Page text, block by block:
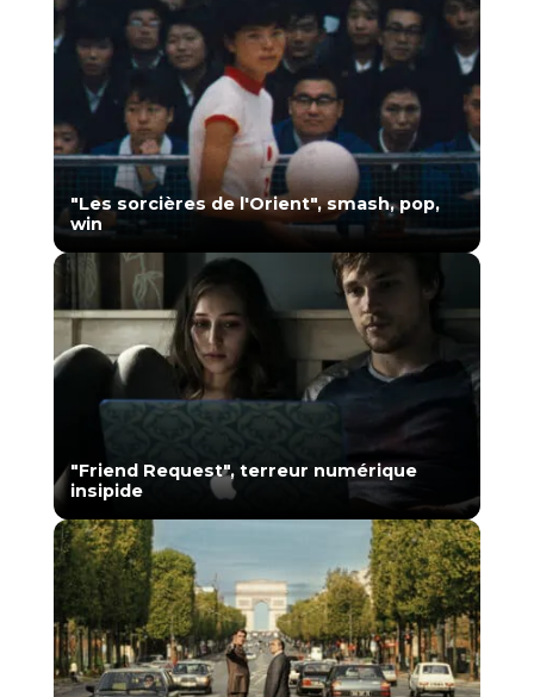
"Les sorcières de l'Orient", smash, pop,
win
"Friend Request", terreur numérique
insipide